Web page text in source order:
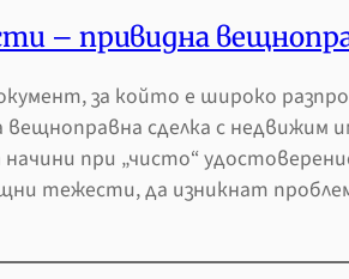
– привидна
за който е широко
сделка с недвижим
при „чисто“
тежести, да изникнат